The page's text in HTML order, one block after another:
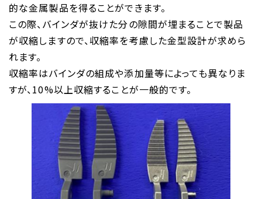
的な金属製品を得ることができます。
この際、バインダが抜けた分の隙間が埋まることで製品
が収縮しますので、収縮率を考慮した金型設計が求めら
れます。
収縮率はバインダの組成や添加量等によっても異なりま
すが、10%以上収縮することが一般的です。